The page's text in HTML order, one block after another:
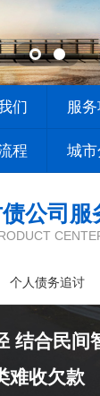
们 服务
程 城
公司服
个人债务追讨
结合民间
难收欠款